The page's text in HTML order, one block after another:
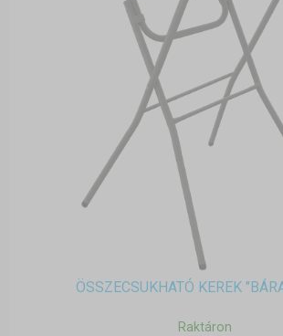
ÖSSZECSUKHATÓ KEREK
Raktáron